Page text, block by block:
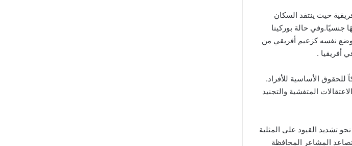
حيث ينتقد السكان
جنسيًا.وفي حالة بوركينا
وضع نفسه كزعيم أفريقي من
أفريقيا .
للحقوق الأساسية للأفراد.
المتفشية والتجنيد
تشديد القيود على المثلية
المشاعر المحافظة